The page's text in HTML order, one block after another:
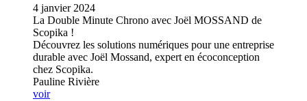
4 janvier 2024
La Double Minute Chrono avec Joël MOSSAND de
Scopika !
Découvrez les solutions numériques pour une entreprise
durable avec Joël Mossand, expert en écoconception
chez Scopika.
Pauline Rivière
voir